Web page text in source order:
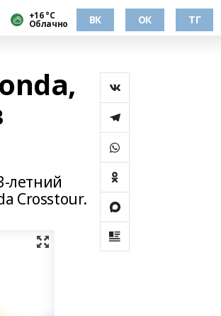
+16 °С
Облачно ВК ОК ТГ
летний
Crosstour.